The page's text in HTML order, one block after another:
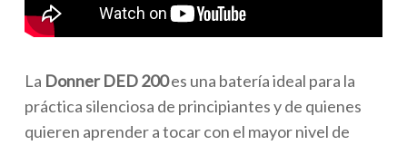
La Donner DED 200es una batería ideal para la
práctica silenciosa de principiantes y de quienes
quieren aprender a tocar con el mayor nivel de